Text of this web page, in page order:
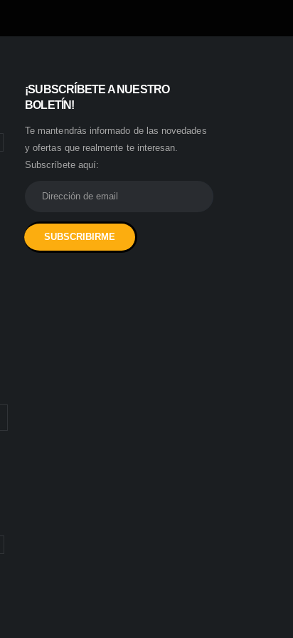
¡SUBSCRÍBETE A NUESTRO
BOLETÍN!
Te mantendrás informado de las novedades
y ofertas que realmente te interesan.
Subscríbete aquí: